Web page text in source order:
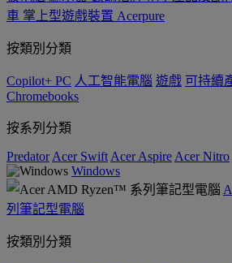
車 掌上型遊戲裝置 Acerpure
按類別分類
Copilot+ PC 人工智能電腦 遊戲 可持續
Chromebooks
按系列分類
Predator Acer Swift Acer Aspire Acer Nitro
Windows
列筆記型電腦
按類別分類